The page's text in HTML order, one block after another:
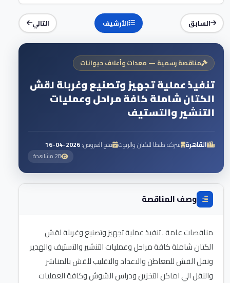
السابق الأرشيف التالي
مناقصة رسمية — معدات وأعلاف حيوانات
تنفيذ عملية تجهيز وتصنيع وغربلة لقش
الكتان شاملة كافة مراحل وعمليات
التنشير والتستيف
القاهرة شركة طنطا للكتان والزيوت فتح العروض:2026-04-16
28 مشاهدة
وصف المناقصة
مناقصات عامة . تنفيذ عملية تجهيز وتصنيع وغربلة لقش
الكتان شاملة كافة مراحل وعمليات التنشير والتستيف والهدير
ونقل القش للمعاطن والاعداد والتقليب للقش بالمناشر
والنقل الي اماكن التخزين ودراس الشوش وكافة العمليات